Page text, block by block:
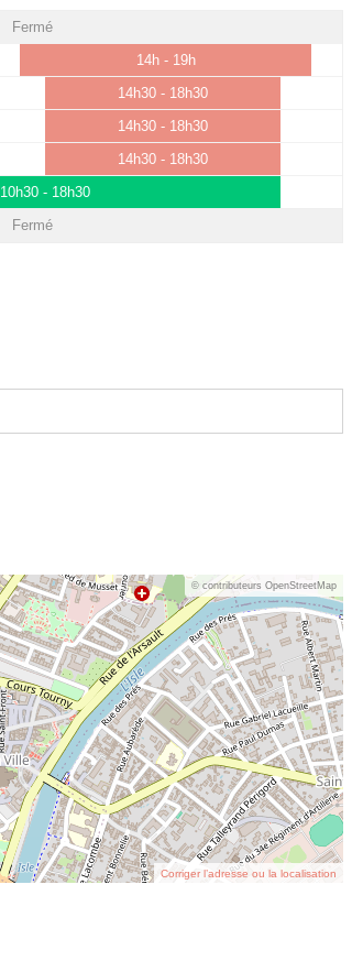
Fermé
14h - 19h
14h30 - 18h30
14h30 - 18h30
14h30 - 18h30
10h30 - 18h30
Fermé
© contributeurs OpenStreetMap
Corriger l’adresse ou la localisation